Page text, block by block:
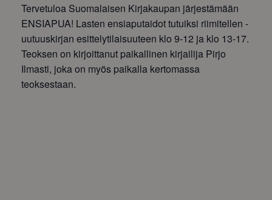
Tervetuloa Suomalaisen Kirjakaupan järjestämään
ENSIAPUA! Lasten ensiaputaidot tutuiksi riimitellen -
uutuuskirjan esittelytilaisuuteen klo 9-12 ja klo 13-17.
Teoksen on kirjoittanut paikallinen kirjailija Pirjo
Ilmasti, joka on myös paikalla kertomassa
teoksestaan.